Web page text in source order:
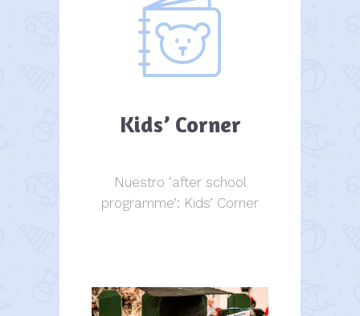
Kids’ Corner
Nuestro ‘after school
programme’: Kids’ Corner